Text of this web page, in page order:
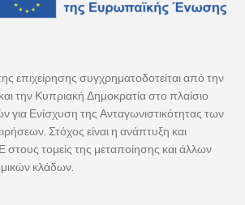
επιχείρησης συγχρηματοδοτείται από την
την Κυπριακή Δημοκρατία στο πλαίσιο
για Ενίσχυση της Ανταγωνιστικότητας των
Στόχος είναι η ανάπτυξη και
τομείς της μεταποίησης και άλλων
κλάδων.